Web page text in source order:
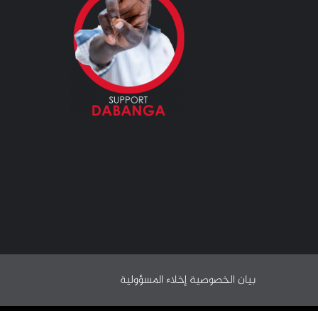
بيان الخصوصيةإخلاء المسؤولية